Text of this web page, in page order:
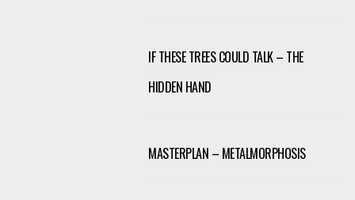
IF THESE TREES COULD TALK – THE
HIDDEN HAND
MASTERPLAN – METALMORPHOSIS